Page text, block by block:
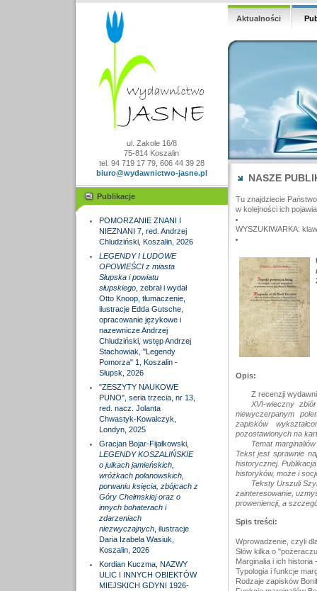
ul. Zakole 16/8
75-814 Koszalin
tel. 94 719 17 79, 606 44 39 28
biuro@wydawnictwo-jasne.pl
Publikacje
POMORZANIE ZNANI I
NIEZNANI 7, red. Andrzej
Chludziński, Koszalin, 2026
LEGENDY I LUDOWE
OPOWIEŚCI z miasta
Słupska i powiatu
słupskiego, zebrał i wydał
Otto Knoop, tłumaczenie,
ilustracje Edda Gutsche,
opracowanie językowe i
nazewnicze Andrzej
Chludziński, wstęp Andrzej
Stachowiak, "Legendy
Pomorza" 1, Koszalin -
Słupsk, 2026
"ZESZYTY NAUKOWE
PUNO", seria trzecia, nr 13,
red. nacz. Jolanta
Chwastyk-Kowalczyk,
Londyn, 2025
Gracjan Bojar-Fijałkowski,
LEGENDY KOSZALIŃSKIE
o julkach jamieńskich,
wróżkach polanowskich,
porwaniu księcia, zbójcach z
Góry Chełmskiej oraz o
innych bohaterach i
zdarzeniach
niezwyczajnych, ilustracje
Daria Izabela Wasiuk,
Koszalin, 2026
Kordian Kuczma, NAZWY
ULIC I INNYCH OBIEKTÓW
MIEJSKICH GDYNI 1926-
Aktualności
NASZE
Tu znajdziecie
w kolejności ich
WYSZUKIWARKA:
Opis:
Z recenzji
XVI-wieczny
niewyczerpanym
zapisków
pozostawionych na
Temat
Tekst jest sprawnie
historycznej.
historyków, może i
Teksty Urszuli
zainteresowanie,
proweniencji, a
Spis treści:
Wprowadzenie, czyli
Słów kilka o
Marginalia i ich historia
Typologia i funkcje
Rodzaje zapisków